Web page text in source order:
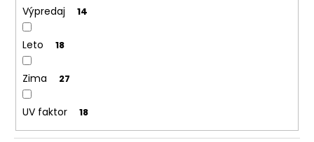
Výpredaj 14
Leto 18
Zima 27
UV faktor 18